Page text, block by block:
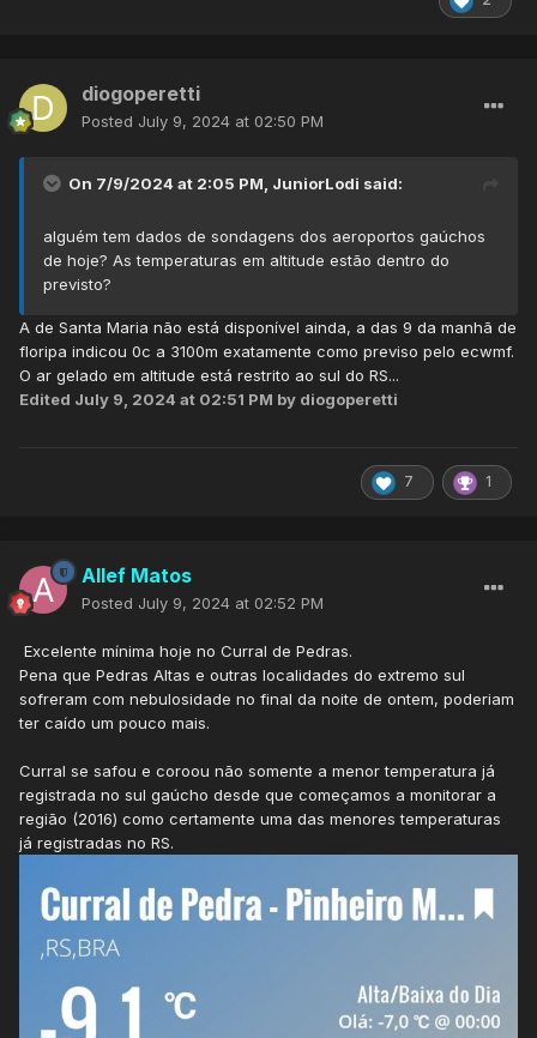
diogoperetti
Posted July 9, 2024 at 02:50 PM
On 7/9/2024 at 2:05 PM, JuniorLodi said:
alguém tem dados de sondagens dos aeroportos gaúchos
de hoje? As temperaturas em altitude estão dentro do
previsto?
A de Santa Maria não está disponível ainda, a das 9 da manhã de
floripa indicou 0c a 3100m exatamente como previso pelo ecwmf.
O ar gelado em altitude está restrito ao sul do RS...
Edited July 9, 2024 at 02:51 PM by diogoperetti
7 1
Allef Matos
Posted July 9, 2024 at 02:52 PM
Excelente mínima hoje no Curral de Pedras.
Pena que Pedras Altas e outras localidades do extremo sul
sofreram com nebulosidade no final da noite de ontem, poderiam
ter caído um pouco mais.
Curral se safou e coroou não somente a menor temperatura já
registrada no sul gaúcho desde que começamos a monitorar a
região (2016) como certamente uma das menores temperaturas
já registradas no RS.